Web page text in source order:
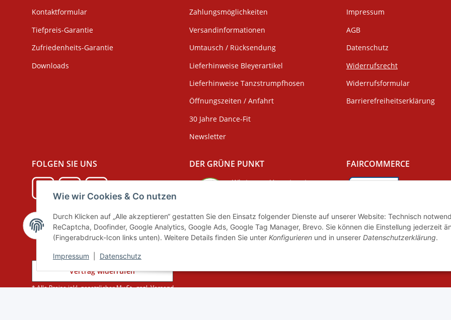
Wie wir Cookies & Co nutzen
Durch Klicken auf „Alle akzeptieren“ gestatten Sie den Einsatz folgender Dienste auf unserer Website: Technisch
ReCaptcha, Doofinder, Google Analytics, Google Ads, Google Tag Manager, Brevo. Sie können die Einstellung jederzeit
(Fingerabdruck-Icon links unten). Weitere Details finden Sie unter Konfigurieren und in unserer Datenschutzerklärung.
Impressum Datenschutz
Kontaktformular
Tiefpreis-Garantie
Zufriedenheits-Garantie
Downloads
Zahlungsmöglichkeiten
Versandinformationen
Umtausch / Rücksendung
Lieferhinweise Bleyerartikel
Lieferhinweise Tanzstrumpfhosen
Öffnungszeiten / Anfahrt
30 Jahre Dance-Fit
Newsletter
Impressum
AGB
Datenschutz
Widerrufsrecht
Widerrufsformular
Barrierefreiheitserklärung
FOLGEN SIE UNS DER GRÜNE PUNKT
Wir tragen Verantwortung
Systembeteiligung nach dem
Verpackungsgesetz.
FAIRCOMMERCE
Initiative "FairCommerce".
Vertrag widerrufen
* Alle Preise inkl. gesetzlicher MwSt., zzgl.Versand